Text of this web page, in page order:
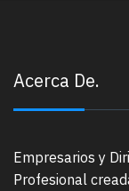
Acerca De.
Empresarios y
Profesional